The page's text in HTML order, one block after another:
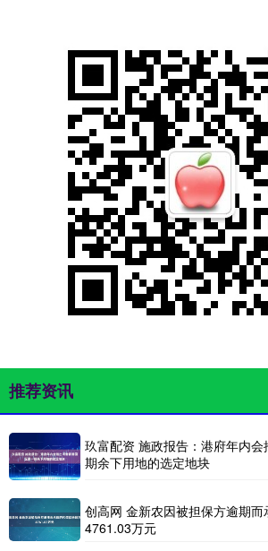
推荐资讯
玖富配资 施政报告：港府年内
期余下用地的选定地块
创高网 金新农因被担保方逾期
4761.03万元